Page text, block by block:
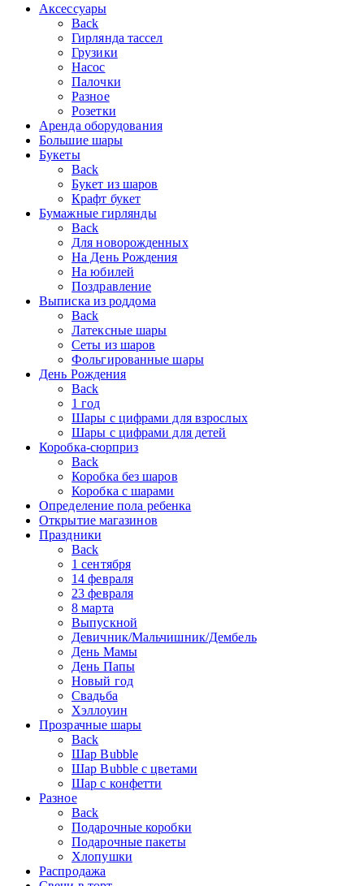
Аксессуары
Back
Гирлянда тассел
Грузики
Насос
Палочки
Разное
Розетки
Аренда оборудования
Большие шары
Букеты
Back
Букет из шаров
Крафт букет
Бумажные гирлянды
Back
Для новорожденных
На День Рождения
На юбилей
Поздравление
Выписка из роддома
Back
Латексные шары
Сеты из шаров
Фольгированные шары
День Рождения
Back
1 год
Шары с цифрами для взрослых
Шары с цифрами для детей
Коробка-сюрприз
Back
Коробка без шаров
Коробка с шарами
Определение пола ребенка
Открытие магазинов
Праздники
Back
1 сентября
14 февраля
23 февраля
8 марта
Выпускной
Девичник/Мальчишник/Дембель
День Мамы
День Папы
Новый год
Свадьба
Хэллоуин
Прозрачные шары
Back
Шар Bubble
Шар Bubble с цветами
Шар с конфетти
Разное
Back
Подарочные коробки
Подарочные пакеты
Хлопушки
Распродажа